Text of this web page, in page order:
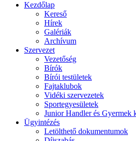
Kezdőlap
Kereső
Hírek
Galériák
Archívum
Szervezet
Vezetőség
Bírók
Bírói testületek
Fajtaklubok
Vidéki szervezetek
Sportegyesületek
Junior Handler és Gyermek
Ügyintézés
Letölthető dokumentumok